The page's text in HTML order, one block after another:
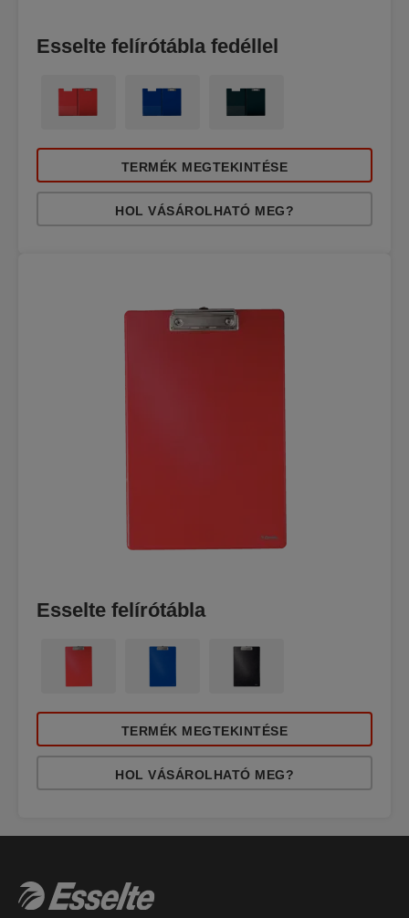
Esselte felírótábla fedéllel
TERMÉK MEGTEKINTÉSE
HOL VÁSÁROLHATÓ MEG?
Esselte felírótábla
TERMÉK MEGTEKINTÉSE
HOL VÁSÁROLHATÓ MEG?